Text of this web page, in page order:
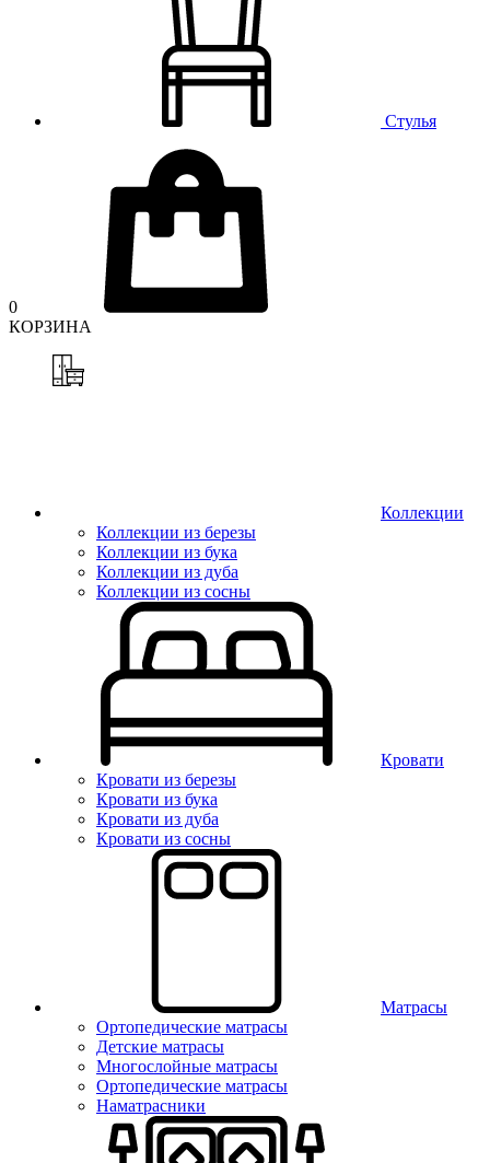
Стулья
0
КОРЗИНА
Коллекции
Коллекции из березы
Коллекции из бука
Коллекции из дуба
Коллекции из сосны
Кровати
Кровати из березы
Кровати из бука
Кровати из дуба
Кровати из сосны
Матрасы
Ортопедические матрасы
Детские матрасы
Многослойные матрасы
Ортопедические матрасы
Наматрасники